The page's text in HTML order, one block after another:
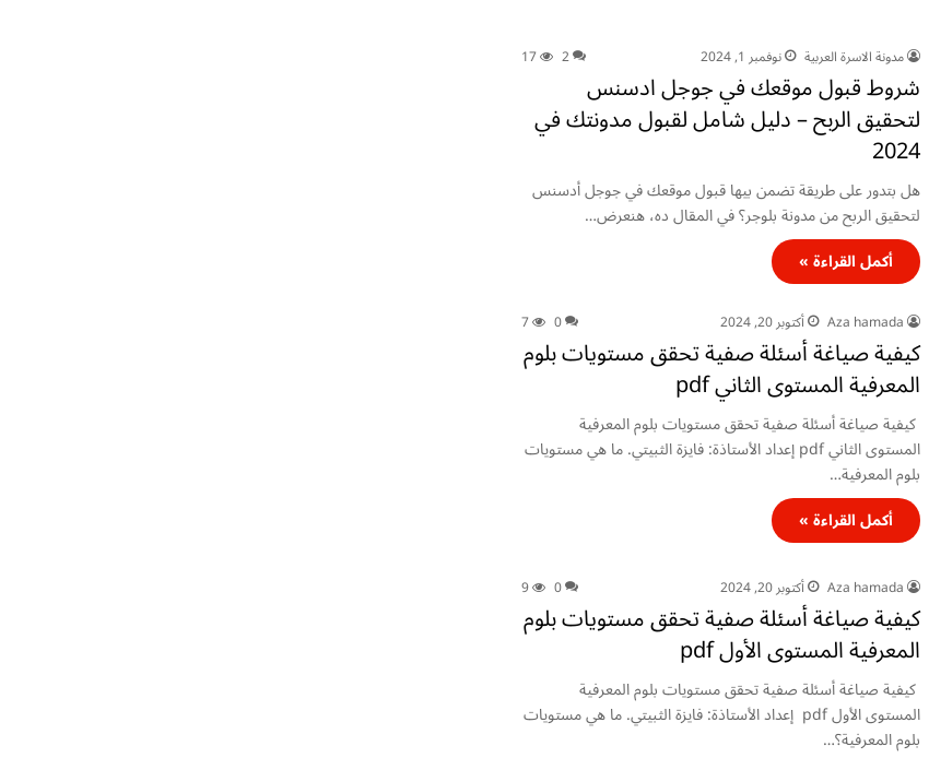
مدونة الاسرة العربية نوفمبر 1, 2024 2
17
شروط قبول موقعك في جوجل ادسنس
لتحقيق الربح – دليل شامل لقبول مدونتك في
2024
هل بتدور على طريقة تضمن بيها قبول موقعك في جوجل أدسنس
لتحقيق الربح من مدونة بلوجر؟ في المقال ده، هنعرض…
أكمل القراءة »
Aza hamada أكتوبر 20, 2024 0
7
كيفية صياغة أسئلة صفية تحقق مستويات بلوم
المعرفية المستوى الثاني pdf
كيفية صياغة أسئلة صفية تحقق مستويات بلوم المعرفية
المستوى الثاني pdf إعداد الأستاذة: فايزة الثبيتي. ما هي مستويات
بلوم المعرفية…
أكمل القراءة »
Aza hamada أكتوبر 20, 2024 0
9
كيفية صياغة أسئلة صفية تحقق مستويات بلوم
المعرفية المستوى الأول pdf
كيفية صياغة أسئلة صفية تحقق مستويات بلوم المعرفية
المستوى الأول pdf إعداد الأستاذة: فايزة الثبيتي. ما هي مستويات
بلوم المعرفية؟…